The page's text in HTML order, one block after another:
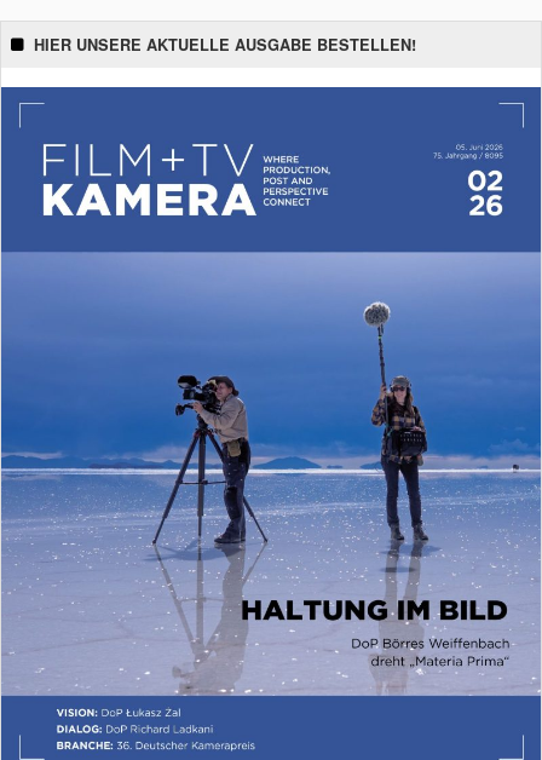
HIER UNSERE AKTUELLE AUSGABE BESTELLEN!